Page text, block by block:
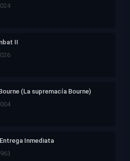
II
(La supremacía Bourne)
Inmediata